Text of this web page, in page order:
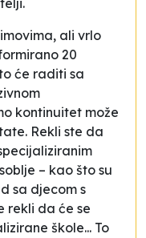
ali vrlo
20
će raditi sa
kontinuitet može
Rekli ste da
– kao što su
sa djecom s
rekli da će se
škole... To